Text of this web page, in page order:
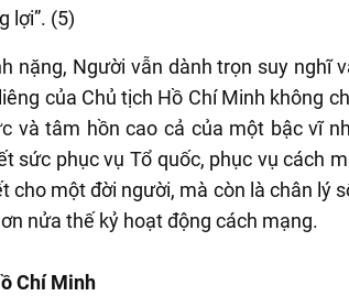
lợi”. (5)
nặng, Người vẫn dành trọn suy nghĩ
của Chủ tịch Hồ Chí Minh không
và tâm hồn cao cả của một bậc vĩ
sức phục vụ Tổ quốc, phục vụ cách
cho một đời người, mà còn là chân lý
nửa thế kỷ hoạt động cách mạng.
Chí Minh